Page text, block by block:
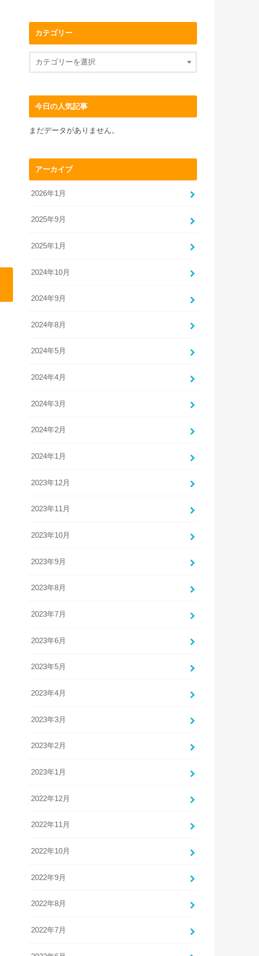
カテゴリー
今日の人気記事
まだデータがありません。
アーカイブ
2026年1月
2025年9月
2025年1月
2024年10月
2024年9月
2024年8月
2024年5月
2024年4月
2024年3月
2024年2月
2024年1月
2023年12月
2023年11月
2023年10月
2023年9月
2023年8月
2023年7月
2023年6月
2023年5月
2023年4月
2023年3月
2023年2月
2023年1月
2022年12月
2022年11月
2022年10月
2022年9月
2022年8月
2022年7月